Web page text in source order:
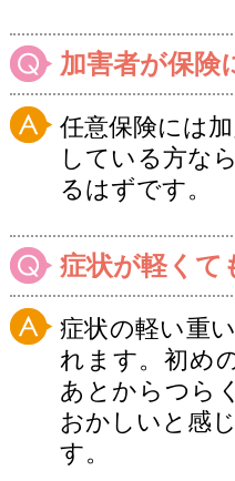
加害者が保険
任意保険には
している方な
るはずです。
症状が軽くて
症状の軽い重
れます。初め
あとからつら
おかしいと感
す。